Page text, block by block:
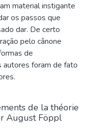
material instigante
os passos que
dar. De certo
pelo cânone
de
autores foram de fato
de la théorie
August Föppl